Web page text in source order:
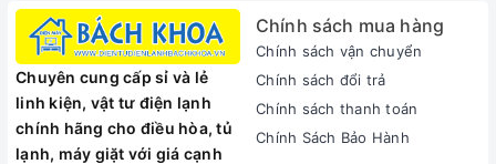
có đủ nước để sử dụng, mà còn giúp máy vận hành êm ái,
không tạo ra tiếng ồn.
Chuyên cung cấp sỉ và lẻ
linh kiện, vật tư điện lạnh
chính hãng cho điều hòa, tủ
lạnh, máy giặt với giá cạnh
Chính sách mua hàng
Chính sách vận chuyển
Chính sách đổi trả
Chính sách thanh toán
Chính Sách Bảo Hành